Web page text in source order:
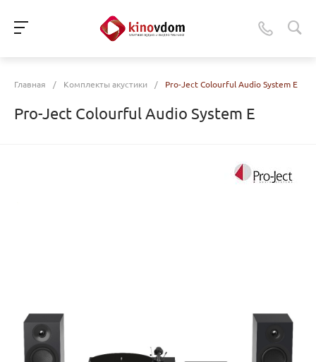
Главная / Комплекты акустики / Pro-Ject Colourful Audio System E
Pro-Ject Colourful Audio System E